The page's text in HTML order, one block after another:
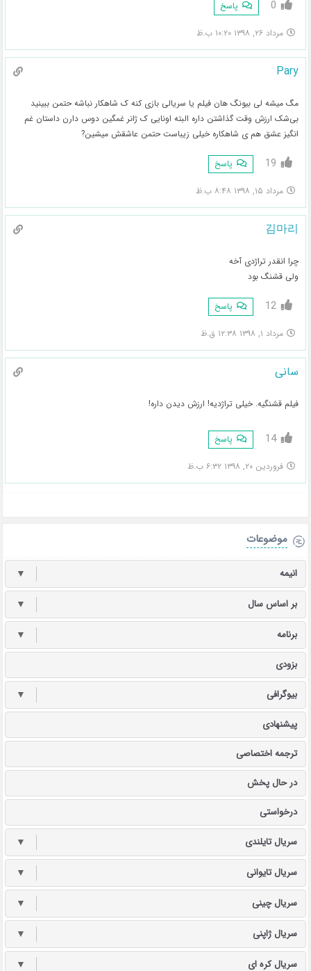
0 پاسخ
مرداد ۲۶, ۱۳۹۸ ۱۰:۲۰ ب.ظ
Pary
مگ میشه لی بیونگ هان فیلم یا سریالی بازی کنه ک شاهکار نباشه حتمن ببینید
بی‌شک ارزش وقت گذاشتن داره البته اونایی ک ژانر غمگین دوس دارن داستان غم
انگیز عشق هم ی شاهکاره خیلی زیباست حتمن عاشقش میشین?
19 پاسخ
مرداد ۱۵, ۱۳۹۸ ۸:۴۸ ب.ظ
김마리
چرا انقدر تراژدی آخه
ولی قشنگ بود
12 پاسخ
مرداد ۱, ۱۳۹۸ ۱۲:۳۸ ق.ظ
سانی
فیلم قشنگیه. خیلی تراژدیه! ارزش دیدن داره!
14 پاسخ
فروردین ۲۰, ۱۳۹۸ ۶:۳۲ ب.ظ
موضوعات
انیمه ▼
بر اساس سال ▼
برنامه ▼
بزودی
بیوگرافی ▼
پیشنهادی
ترجمه اختصاصی
در حال پخش
درخواستی
سریال تایلندی ▼
سریال تایوانی ▼
سریال چینی ▼
سریال ژاپنی ▼
سریال کره ای ▼